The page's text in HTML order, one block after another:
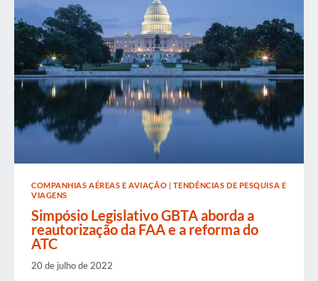
PRIVATIZAÇÃO,
MAS
ISSO
É
PROVAVELMENTE
UMA
COISA
BOA
COMPANHIAS AÉREAS E AVIAÇÃO | TENDÊNCIAS DE PESQUISA E
VIAGENS
Simpósio Legislativo GBTA aborda a
reautorização da FAA e a reforma do
ATC
20 de julho de 2022